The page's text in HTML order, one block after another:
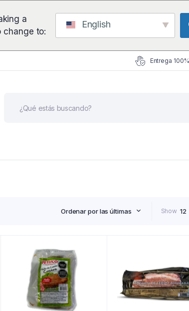
a
change to:
English
Entrega
Ordenar por las últimas Show 12